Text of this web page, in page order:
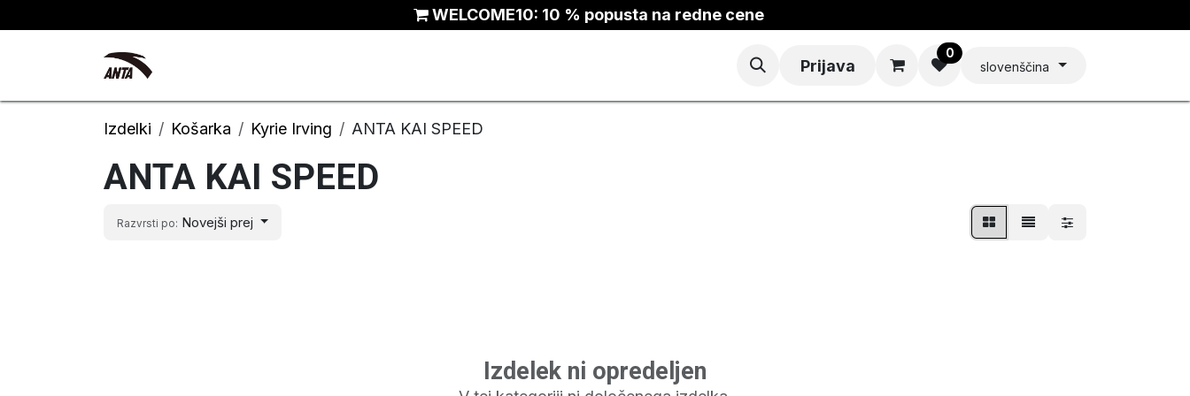
WELCOME10: 10 % popusta na redne cene
Prijava
0
slovenščina
Izdelki Košarka Kyrie Irving ANTA KAI SPEED
ANTA KAI SPEED
Razvrsti po: Novejši prej
Izdelek ni opredeljen